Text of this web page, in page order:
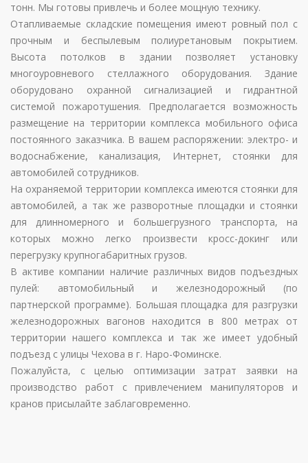
тонн. Мы готовы привлечь и более мощную технику.
Отапливаемые складские помещения имеют ровный пол с
прочным и беспылевым полиуретановым покрытием.
Высота потолков в здании позволяет установку
многоуровневого стеллажного оборудования. Здание
оборудовано охранной сигнализацией и гидрантной
системой пожаротушения. Предполагается возможность
размещение на территории комплекса мобильного офиса
постоянного заказчика. В вашем распоряжении: электро- и
водоснабжение, канализация, Интернет, стоянки для
автомобилей сотрудников.
На охраняемой территории комплекса имеются стоянки для
автомобилей, а так же разворотные площадки и стоянки
для длинномерного и большегрузного транспорта, на
которых можно легко произвести кросс-докинг или
перегрузку крупногабаритных грузов.
В активе компании наличие различных видов подъездных
пулей: автомобильный и железнодорожный (по
партнерской программе). Большая площадка для разгрузки
железнодорожных вагонов находится в 800 метрах от
территории нашего комплекса и так же имеет удобный
подъезд с улицы Чехова в г. Наро-Фоминске.
Пожалуйста, с целью оптимизации затрат заявки на
производство работ с привлечением манипуляторов и
кранов присылайте заблаговременно.